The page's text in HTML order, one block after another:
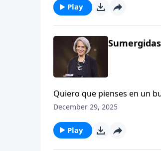
profundamente nuestro
Corazones.
Play
Quiero que pienses en un
tiempo juntos. Hablan. Se
December 29, 2025
Play